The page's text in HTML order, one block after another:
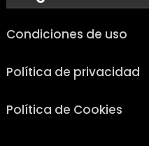
Condiciones de uso
Política de privacidad
Política de Cookies